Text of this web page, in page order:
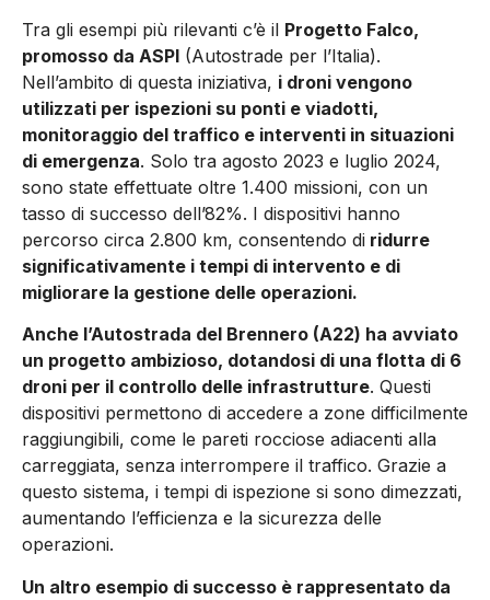
Tra gli esempi più rilevanti c’è il Progetto Falco,
promosso da ASPI (Autostrade per l’Italia).
Nell’ambito di questa iniziativa, i droni vengono
utilizzati per ispezioni su ponti e viadotti,
monitoraggio del traffico e interventi in situazioni
di emergenza. Solo tra agosto 2023 e luglio 2024,
sono state effettuate oltre 1.400 missioni, con un
tasso di successo dell’82%. I dispositivi hanno
percorso circa 2.800 km, consentendo di ridurre
significativamente i tempi di intervento e di
migliorare la gestione delle operazioni.
Anche l’Autostrada del Brennero (A22) ha avviato
un progetto ambizioso, dotandosi di una flotta di 6
droni per il controllo delle infrastrutture. Questi
dispositivi permettono di accedere a zone difficilmente
raggiungibili, come le pareti rocciose adiacenti alla
carreggiata, senza interrompere il traffico. Grazie a
questo sistema, i tempi di ispezione si sono dimezzati,
aumentando l’efficienza e la sicurezza delle
operazioni.
Un altro esempio di successo è rappresentato da